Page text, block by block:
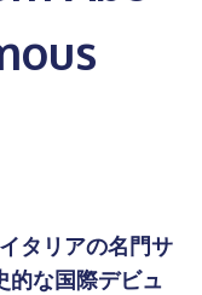
タリアの名門サ
的な国際デビュ